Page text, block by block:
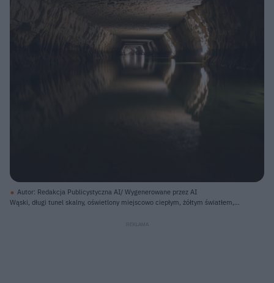
Autor: Redakcja Publicystyczna AI/ Wygenerowane przez AI
Wąski, długi tunel skalny, oświetlony miejscowo ciepłym, żółtym światłem,
materiału o nieregularnych, pionowych rzeźbieniach, wznoszą się nad ciemną,